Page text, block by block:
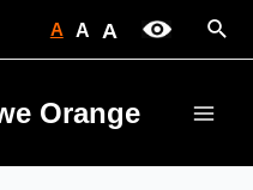
A A A
Orange